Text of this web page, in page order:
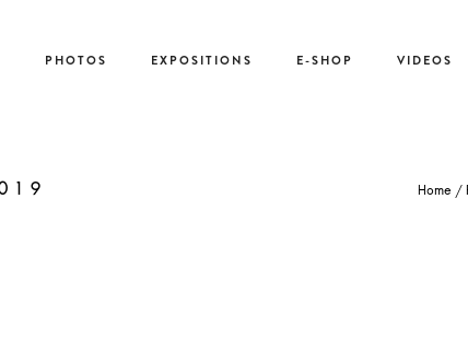
PHOTOS EXPOSITIONS E-SHOP VIDEOS